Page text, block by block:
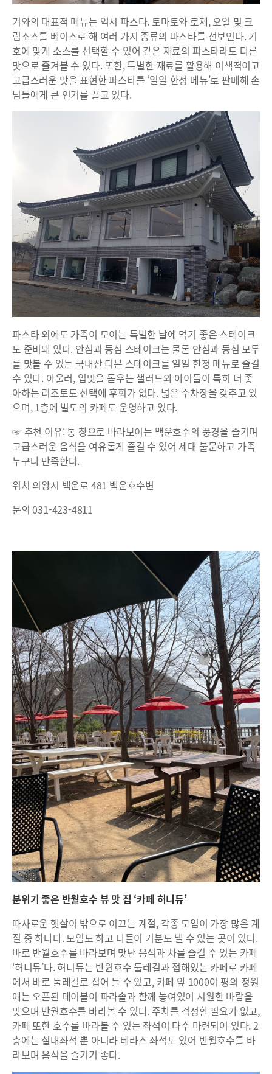
기와의 대표적 메뉴는 역시 파스타. 토마토와 로제, 오일 및 크
림소스를 베이스로 해 여러 가지 종류의 파스타를 선보인다. 기
호에 맞게 소스를 선택할 수 있어 같은 재료의 파스타라도 다른
맛으로 즐겨볼 수 있다. 또한, 특별한 재료를 활용해 이색적이고
고급스러운 맛을 표현한 파스타를 ‘일일 한정 메뉴’로 판매해 손
님들에게 큰 인기를 끌고 있다.
파스타 외에도 가족이 모이는 특별한 날에 먹기 좋은 스테이크
도 준비돼 있다. 안심과 등심 스테이크는 물론 안심과 등심 모두
를 맛볼 수 있는 국내산 티본 스테이크를 일일 한정 메뉴로 즐길
수 있다. 아울러, 입맛을 돋우는 샐러드와 아이들이 특히 더 좋
아하는 리조토도 선택에 후회가 없다. 넓은 주차장을 갖추고 있
으며, 1층에 별도의 카페도 운영하고 있다.
☞ 추천 이유: 통 창으로 바라보이는 백운호수의 풍경을 즐기며
고급스러운 음식을 여유롭게 즐길 수 있어 세대 불문하고 가족
누구나 만족한다.
위치 의왕시 백운로 481 백운호수변
문의 031-423-4811
분위기 좋은 반월호수 뷰 맛 집 ‘카페 허니듀’
따사로운 햇살이 밖으로 이끄는 계절, 각종 모임이 가장 많은 계
절 중 하나다. 모임도 하고 나들이 기분도 낼 수 있는 곳이 있다.
바로 반월호수를 바라보며 맛난 음식과 차를 즐길 수 있는 카페
‘허니듀’다. 허니듀는 반원호수 둘레길과 접해있는 카페로 카페
에서 바로 둘레길로 접어 들 수 있고, 카페 앞 1000여 평의 정원
에는 오픈된 테이블이 파라솔과 함께 놓여있어 시원한 바람을
맞으며 반월호수를 바라볼 수 있다. 주차를 걱정할 필요가 없고,
카페 또한 호수를 바라볼 수 있는 좌석이 다수 마련되어 있다. 2
층에는 실내좌석 뿐 아니라 테라스 좌석도 있어 반월호수를 바
라보며 음식을 즐기기 좋다.